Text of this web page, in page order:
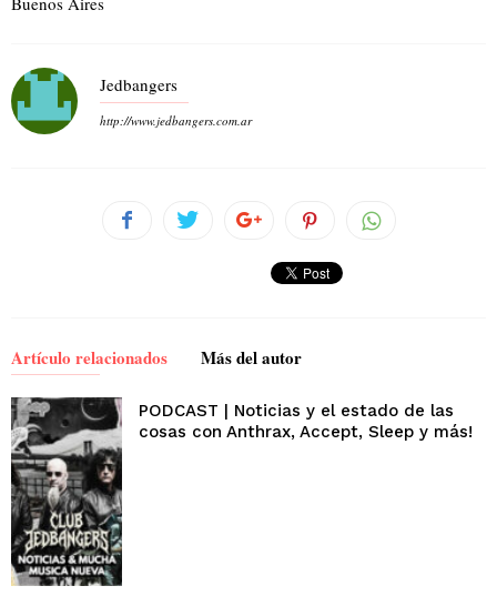
Jedbangers
http://www.jedbangers.com.ar
Artículo relacionados Más del autor
PODCAST | Noticias y el estado de las
cosas con Anthrax, Accept, Sleep y más!